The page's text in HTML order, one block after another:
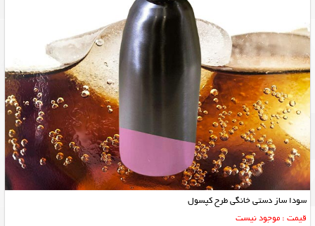
سودا ساز دستی خانگی طرح کپسول
قیمت : موجود نیست